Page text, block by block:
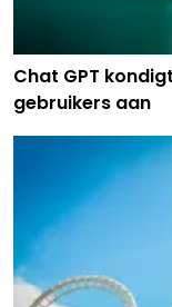
Chat GPT
gebruikers aan